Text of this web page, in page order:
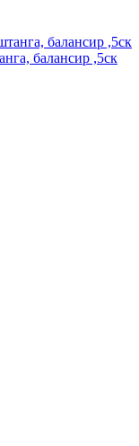
балансир ,5ск